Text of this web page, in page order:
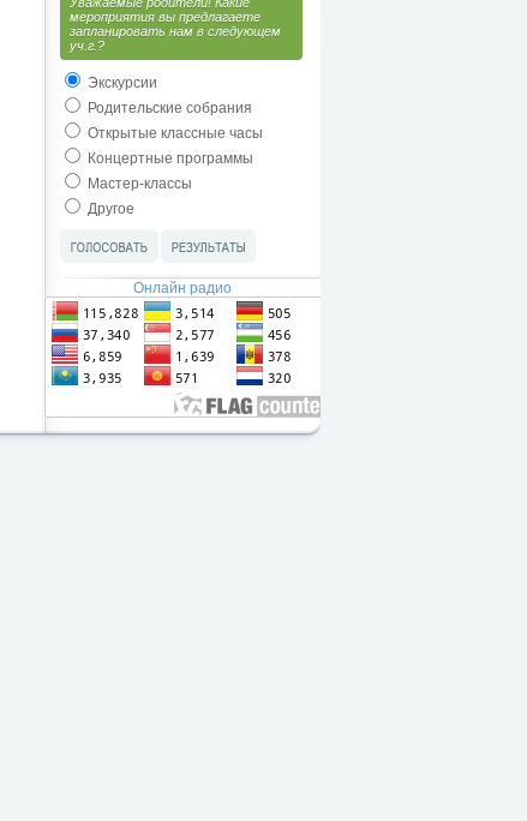
мероприятия вы предлагаете
запланировать нам в следующем
уч.г.?
Экскурсии
Родительские собрания
Открытые классные часы
Концертные программы
Мастер-классы
Другое
Онлайн радио